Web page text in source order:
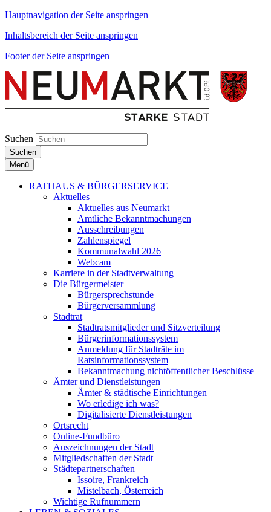
Hauptnavigation der Seite anspringen
Inhaltsbereich der Seite anspringen
Footer der Seite anspringen
Suchen
Suchen
Menü
RATHAUS & BÜRGERSERVICE
Aktuelles
Aktuelles aus Neumarkt
Amtliche Bekanntmachungen
Ausschreibungen
Zahlenspiegel
Kommunalwahl 2026
Webcam
Karriere in der Stadtverwaltung
Die Bürgermeister
Bürgersprechstunde
Bürgerversammlung
Stadtrat
Stadtratsmitglieder und Sitzverteilung
Bürgerinformationssystem
Anmeldung für Stadträte im
Ratsinformationssystem
Bekanntmachung nichtöffentlicher Beschlüsse
Ämter und Dienstleistungen
Ämter & städtische Einrichtungen
Wo erledige ich was?
Digitalisierte Dienstleistungen
Ortsrecht
Online-Fundbüro
Auszeichnungen der Stadt
Mitgliedschaften der Stadt
Städtepartnerschaften
Issoire, Frankreich
Mistelbach, Österreich
Wichtige Rufnummern